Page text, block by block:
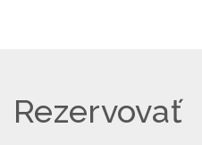
Rezervovať